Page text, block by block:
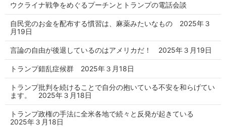
ウクライナ戦争をめぐるプーチンとトランプの電話会談
自民党のお金を配布する慣習は、麻薬みたいなもの 2025年３
月19日
言論の自由が後退しているのはアメリカだ！ 2025年３月19日
トランプ錯乱症候群 2025年３月18日
トランプ批判を続けることで自分の抱いている不安を和らげてい
ます。 2025年３月18日
トランプ政権の手法に全米各地で続々と反発が起きている
2025年３月18日